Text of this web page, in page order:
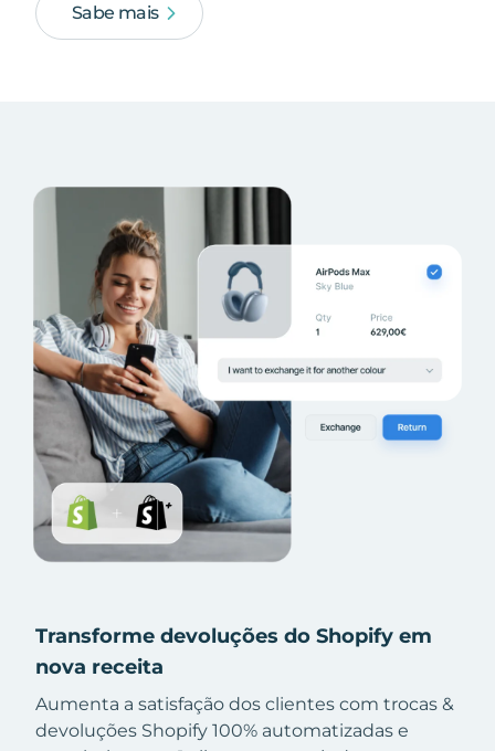
Sabe mais
Transforme devoluções do Shopify em
nova receita
Aumenta a satisfação dos clientes com trocas &
devoluções Shopify 100% automatizadas e